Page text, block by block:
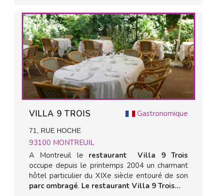
Gastronomique
VILLA 9 TROIS
71, RUE HOCHE
93100 MONTREUIL
A Montreuil le restaurant Villa 9 Trois
occupe depuis le printemps 2004 un charmant
hôtel particulier du XIXe siècle entouré de son
parc ombragé. Le restaurant Villa 9 Trois...